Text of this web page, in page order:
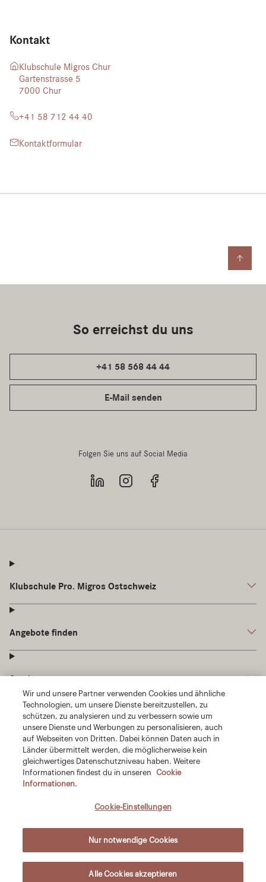
Wir und unsere Partner verwenden Cookies und ähnliche
Technologien, um unsere Dienste bereitzustellen, zu
schützen, zu analysieren und zu verbessern sowie um
unsere Dienste und Werbungen zu personalisieren, auch
auf Webseiten von Dritten. Dabei können Daten auch in
Länder übermittelt werden, die möglicherweise kein
gleichwertiges Datenschutzniveau haben. Weitere
Informationen findest du in unseren
Cookie
Informationen.
Cookie-Einstellungen
Nur notwendige Cookies
Alle Cookies akzeptieren